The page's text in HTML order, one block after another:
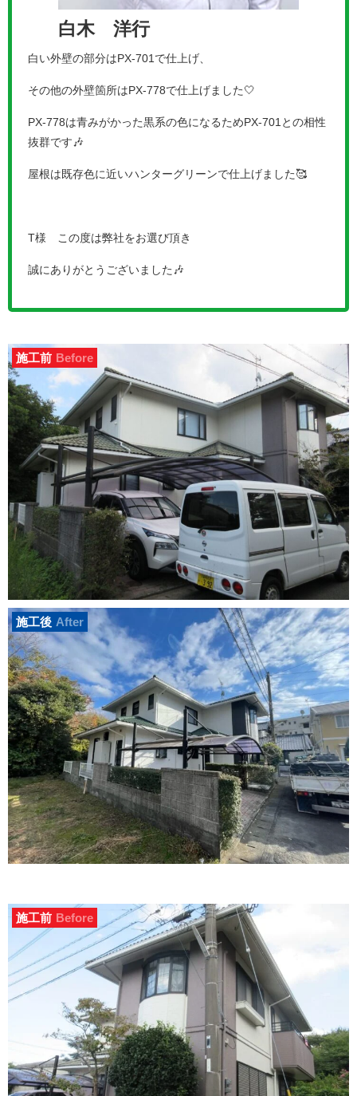
白木 洋行
白い外壁の部分はPX-701で仕上げ、
その他の外壁箇所はPX-778で仕上げました🤍
PX-778は青みがかった黒系の色になるためPX-701との相性
抜群です🎶
屋根は既存色に近いハンターグリーンで仕上げました🥰
T様 この度は弊社をお選び頂き
誠にありがとうございました🎶
施工前 Before
施工後 After
施工前 Before